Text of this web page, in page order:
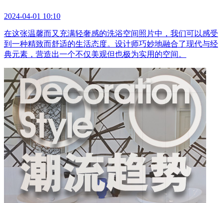
2024-04-01 10:10
在这张温馨而又充满轻奢感的洗浴空间照片中，我们可以感受
到一种精致而舒适的生活态度。设计师巧妙地融合了现代与经
典元素，营造出一个不仅美观但也极为实用的空间。